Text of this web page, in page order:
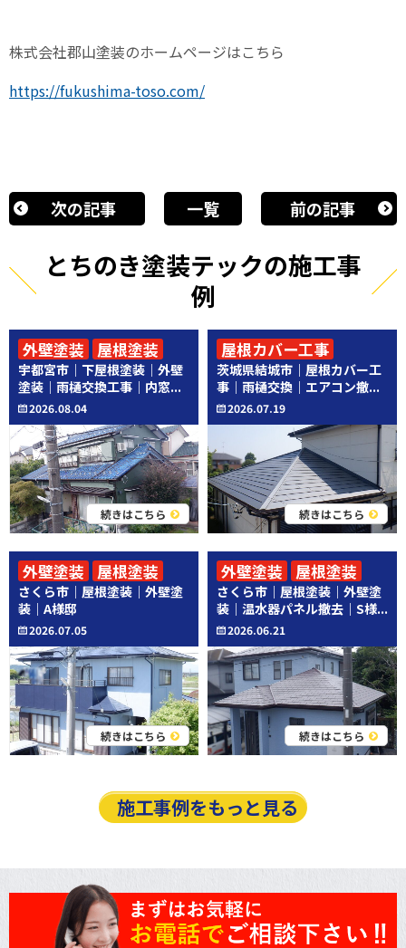
株式会社郡山塗装のホームページはこちら
https://fukushima-toso.com/
次の記事 一覧 前の記事
とちのき塗装テックの施工事
例
宇都宮市｜下屋根塗装｜外壁
塗装｜雨樋交換工事｜内窓...
2026.08.04
続きはこちら
外壁塗装
屋根塗装
その他工事
茨城県結城市｜屋根カバー工
事｜雨樋交換｜エアコン撤...
2026.07.19
続きはこちら
屋根カバー工事
その他工事
さくら市｜屋根塗装｜外壁塗
装｜A様邸
2026.07.05
続きはこちら
外壁塗装 屋根塗装
さくら市｜屋根塗装｜外壁塗
装｜温水器パネル撤去｜S様...
2026.06.21
続きはこちら
外壁塗装
屋根塗装
その他工事
施工事例をもっと見る